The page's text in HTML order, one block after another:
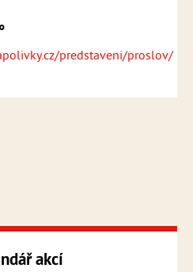
predstaveni/proslov/
akcí